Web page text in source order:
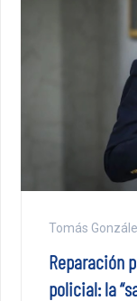
Tomás
Reparación
policial: la